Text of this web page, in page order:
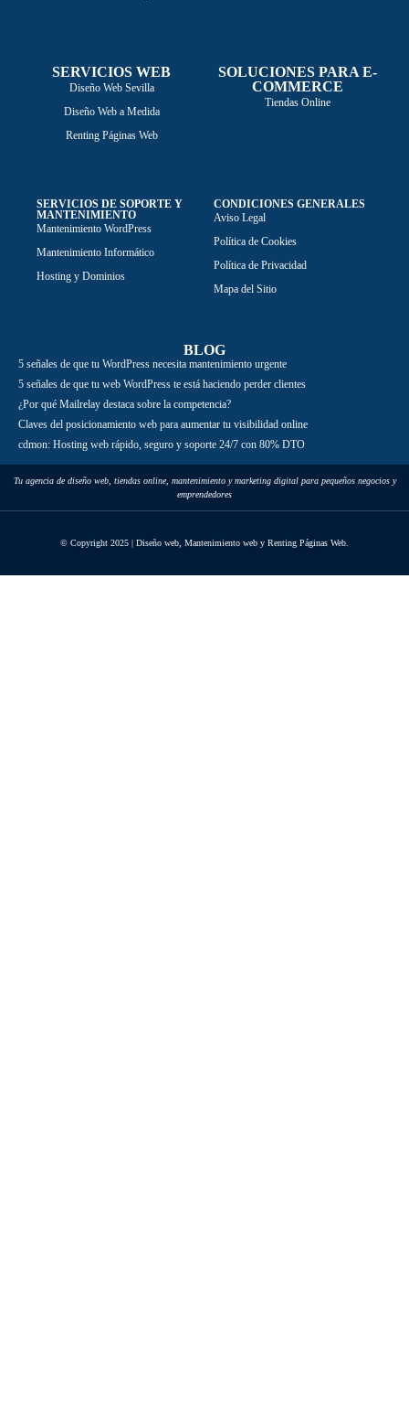
SERVICIOS WEB
Diseño Web Sevilla
Diseño Web a Medida
Renting Páginas Web
SOLUCIONES PARA E-
COMMERCE
Tiendas Online
SERVICIOS DE SOPORTE Y
MANTENIMIENTO
Mantenimiento WordPress
Mantenimiento Informático
Hosting y Dominios
CONDICIONES GENERALES
Aviso Legal
Política de Cookies
Política de Privacidad
Mapa del Sitio
BLOG
5 señales de que tu WordPress necesita mantenimiento urgente
5 señales de que tu web WordPress te está haciendo perder clientes
¿Por qué Mailrelay destaca sobre la competencia?
Claves del posicionamiento web para aumentar tu visibilidad online
cdmon: Hosting web rápido, seguro y soporte 24/7 con 80% DTO
Tu agencia de diseño web, tiendas online, mantenimiento y marketing digital para pequeños negocios y
emprendedores
© Copyright 2025 | Diseño web, Mantenimiento web y Renting Páginas Web.